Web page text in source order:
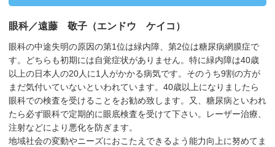
眼科／遠藤 敬子（エンドウ ケイコ）
眼科の中途失明の原因の第1位は緑内障、第2位は糖尿病網膜症で
す。どちらも初期には自覚症状がありません。特に緑内障は40歳
以上の日本人の20人に1人がかかる病気です。そのうち9割の方が
まだ気付いていないといわれています。40歳以上になりましたら
眼科での検査を受けることをお勧め致します。又、糖尿病といわれ
たら必ず眼科で定期的に眼底検査を受けて下さい。レーザー治療、
注射などにより悪化を防ぎます。
地域社会の変動やニーズにおこたえできるよう能力向上に努めてま